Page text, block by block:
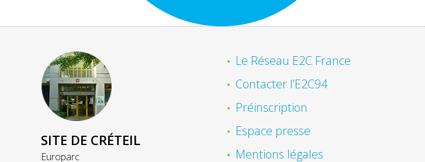
SITE DE CRÉTEIL
Europarc
Le Réseau E2C France
Contacter l’E2C94
Préinscription
Espace presse
Mentions légales